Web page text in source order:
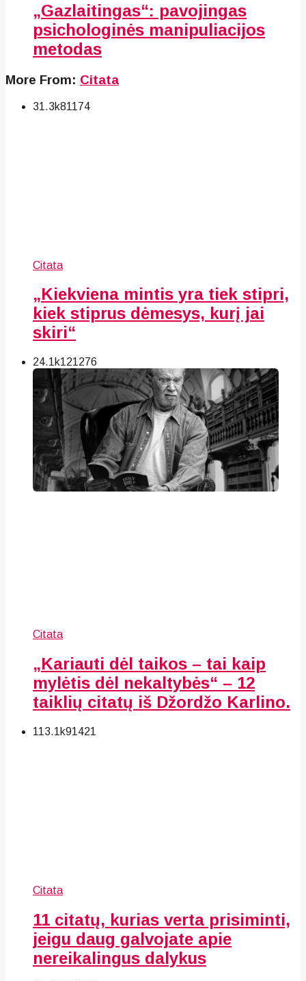
„Gazlaitingas“: pavojingas
psichologinės manipuliacijos
metodas
More From: Citata
31.3k81 174
Citata
„Kiekviena mintis yra tiek stipri,
kiek stiprus dėmesys, kurį jai
skiri“
24.1k121 276
Citata
„Kariauti dėl taikos – tai kaip
mylėtis dėl nekaltybės“ – 12
taiklių citatų iš Džordžo Karlino.
113.1k91 421
Citata
11 citatų, kurias verta prisiminti,
jeigu daug galvojate apie
nereikalingus dalykus